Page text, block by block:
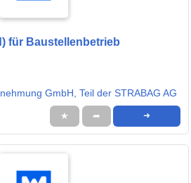
für Baustellenbetrieb
GmbH, Teil der STRABAG AG
★ ➦ ➜